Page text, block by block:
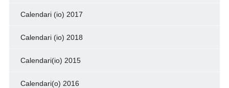
Calendari (io) 2017
Calendari (io) 2018
Calendari(io) 2015
Calendari(o) 2016